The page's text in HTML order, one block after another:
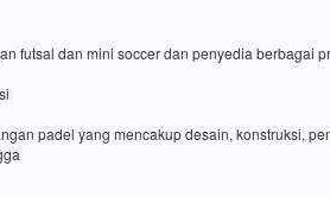
futsal dan mini soccer dan penyedia berbagai
padel yang mencakup desain, konstruksi,